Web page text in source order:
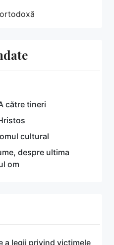
către tineri
cultural
despre ultima
om
a legii privind victimele